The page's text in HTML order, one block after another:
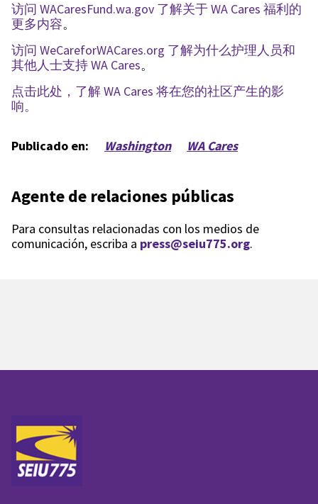
访问 WACaresFund.wa.gov 了解关于 WA Cares 福利的
更多内容。
访问 WeCareforWACares.org 了解为什么护理人员和
其他人士支持 WA Cares。
点击此处，了解 WA Cares 将在您的社区产生的影
响。
Publicado en: Washington WA Cares
Agente de relaciones públicas
Para consultas relacionadas con los medios de
comunicación, escriba a press@seiu775.org.